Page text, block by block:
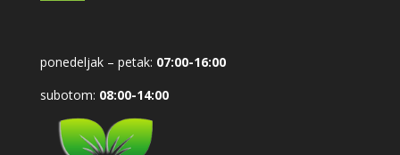
ponedeljak – petak: 07:00-16:00
subotom: 08:00-14:00